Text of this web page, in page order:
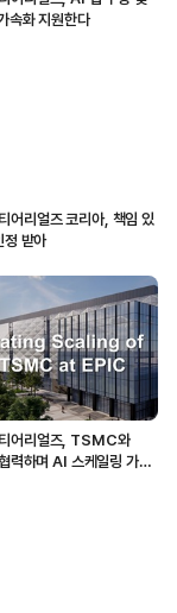
속화 지원한다
어리얼즈 코리아, 책임 있
정 받아
어리얼즈, TSMC와
력하며 AI 스케일링 가속